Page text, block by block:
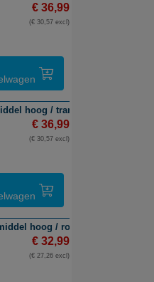
€ 36,99
(€ 30,57 excl)
hoog / transparant / 5 stuks
€ 36,99
(€ 30,57 excl)
hoog / rood / 5 stuks
€ 32,99
(€ 27,26 excl)